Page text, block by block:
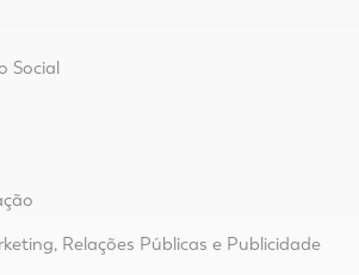
Social
Relações Públicas e Publicidade